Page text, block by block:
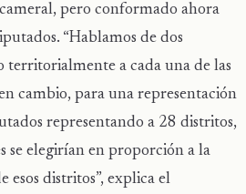
pero conformado ahora
“Hablamos de dos
territorialmente a cada una de las
cambio, para una representación
representando a 28 distritos,
se elegirían en proporción a la
esos distritos”, explica el